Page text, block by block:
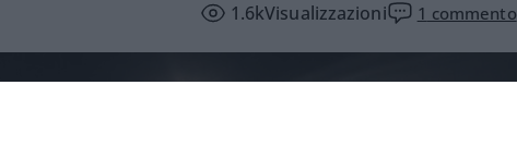
1.6kVisualizzazioni 1 commento